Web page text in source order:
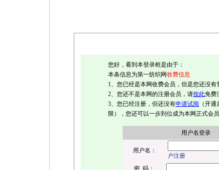
您好，看到本登录框是由于：
本条信息为第一纺织网收费信息
1、您已经是本网收费会员，但是您还没有
2、您还不是本网的注册会员，请按此免费
3、您已经注册，但还没有申请试阅 （开
限），您还可以一步到位成为本网正式会
用户名登录
用户名：
户注册
密 码：